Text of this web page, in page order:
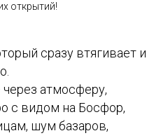
открытий!
сразу втягивает и
атмосферу,
с видом на Босфор,
шум базаров,